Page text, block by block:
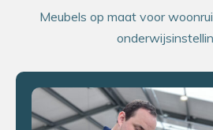
Meubels op maat voor